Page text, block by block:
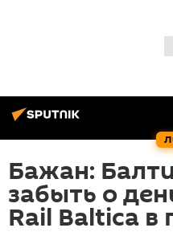
Бажан:
забыть о
Rail Baltica